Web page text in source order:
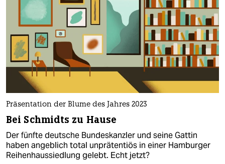
Präsentation der Blume des Jahres 2023
Bei Schmidts zu Hause
Der fünfte deutsche Bundeskanzler und seine Gattin
haben angeblich total unprätentiös in einer Hamburger
Reihenhaussiedlung gelebt. Echt jetzt?